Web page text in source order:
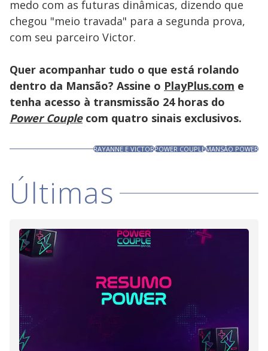
medo com as futuras dinâmicas, dizendo que
chegou "meio travada" para a segunda prova,
com seu parceiro Victor.
Quer acompanhar tudo o que está rolando
dentro da Mansão? Assine o PlayPlus.com e
tenha acesso à transmissão 24 horas do
Power Couplecom quatro sinais exclusivos.
RAYANNE E VICTORPOWER COUPLEMANSÃO POWER
Últimas